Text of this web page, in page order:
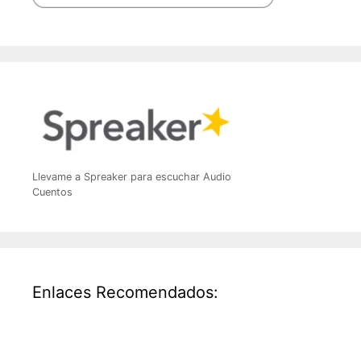
Llevame a Spreaker para escuchar Audio
Cuentos
Enlaces Recomendados: